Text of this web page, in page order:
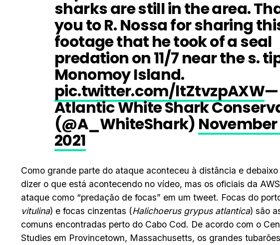
sharks are still in the area.
you to R. Nossa for sharing
footage that he took of a seal
predation on 11/7 near the s.
Monomoy Island.
pic.twitter.com/ltZtvzpAXW—
Atlantic White Shark
(@A_WhiteShark) November
2021
Como grande parte do ataque aconteceu à distância e debaixo
dizer o que está acontecendo no vídeo, mas os oficiais da
ataque como “predação de focas” em um tweet. Focas do
vitulina) e focas cinzentas (Halichoerus grypus atlantica) são
comuns encontradas perto do Cabo Cod. De acordo com o
Studies em Provincetown, Massachusetts, os grandes